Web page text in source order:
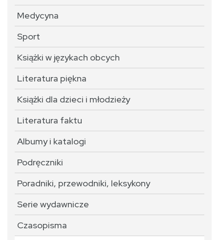
Medycyna
Sport
Książki w językach obcych
Literatura piękna
Książki dla dzieci i młodzieży
Literatura faktu
Albumy i katalogi
Podręczniki
Poradniki, przewodniki, leksykony
Serie wydawnicze
Czasopisma